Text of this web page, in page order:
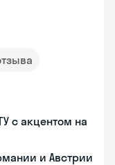
с акцентом на
и Австрии